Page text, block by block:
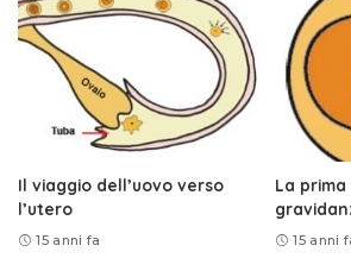
Il viaggio dell’uovo verso
l’utero
15 anni fa
La
15 anni